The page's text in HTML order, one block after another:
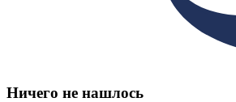
Ничего не нашлось